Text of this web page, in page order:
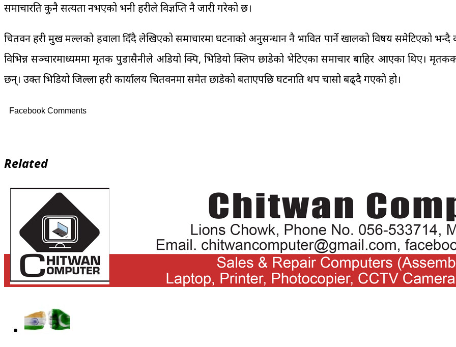
समाचारप्रति कुनै सत्यता नभएको भनी प्रहरीले विज्ञप्ति नै जारी गरेको छ।
चितवन प्रहरी प्रमुख मल्लको हवाला दिँदै लेखिएको समाचारमा घटनाको अनुसन्धान नै प्रभावित पार्ने खालको विषय समेटिएको
विभिन्न सञ्चारमाध्यममा मृतक पुडासैनीले अडियो क्पि, भिडियो क्लिप छाडेको भेटिएका समाचार बाहिर आएका थिए।
छन्। उक्त भिडियो जिल्ला प्रहरी कार्यालय चितवनमा समेत छाडेको बताएपछि घटनाप्रति थप चासो बढ्दै गएको हो।
Facebook Comments
Related